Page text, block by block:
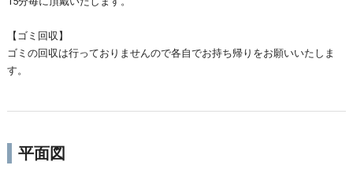
【ゴミ回収】
ゴミの回収は行っておりませんので各自でお持ち帰りをお願いいたしま
す。
平面図